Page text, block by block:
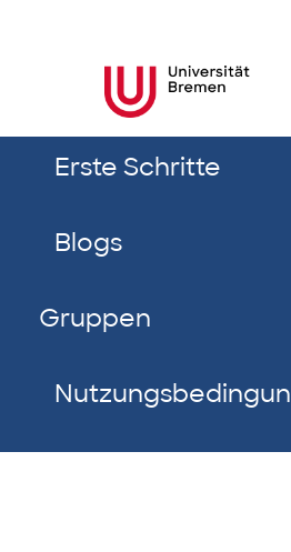
Erste Schritte
Blogs
Gruppen